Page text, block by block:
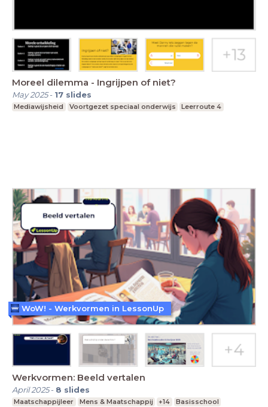
Moreel dilemma - Ingrijpen of niet?
May 2025- 17 slides
Mediawijsheid Voortgezet speciaal onderwijs Leerroute 4
Werkvormen: Beeld vertalen
April 2025- 8 slides
Maatschappijleer Mens & Maatschappij +14
Basisschool
WoW! - Werkvormen in LessonUp